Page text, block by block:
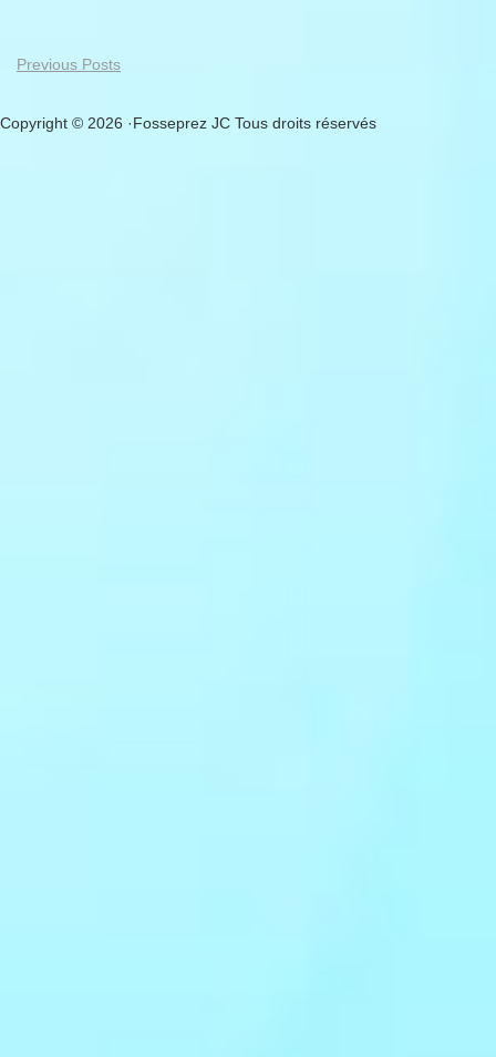
Previous Posts
Copyright © 2026 ·Fosseprez JC Tous droits réservés